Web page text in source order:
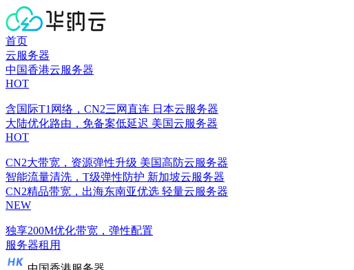
首页
云服务器
中国香港云服务器
HOT
含国际T1网络，CN2三网直连 日本云服务器
大陆优化路由，免备案低延迟 美国云服务器
HOT
CN2大带宽，资源弹性升级 美国高防云服务器
智能流量清洗，T级弹性防护 新加坡云服务器
CN2精品带宽，出海东南亚优选 轻量云服务器
NEW
独享200M优化带宽，弹性配置
服务器租用